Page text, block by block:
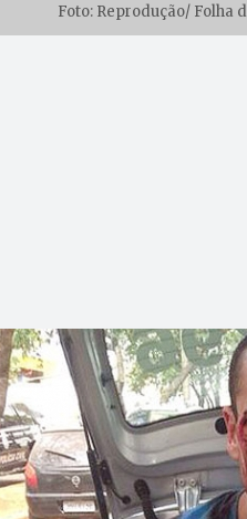
Foto: Reprodução/ Folha